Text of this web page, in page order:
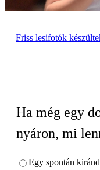
Friss lesifotók
Ha még egy
nyáron, mi
Egy spontán